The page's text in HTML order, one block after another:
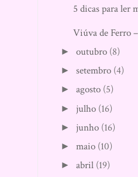
5 dicas para ler
Viúva de Ferro
►outubro (8)
►setembro (4)
►agosto (5)
► julho (16)
► junho (16)
►maio (10)
►abril (19)